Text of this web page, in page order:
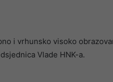
i vrhunsko visoko
Vlade HNK-a.